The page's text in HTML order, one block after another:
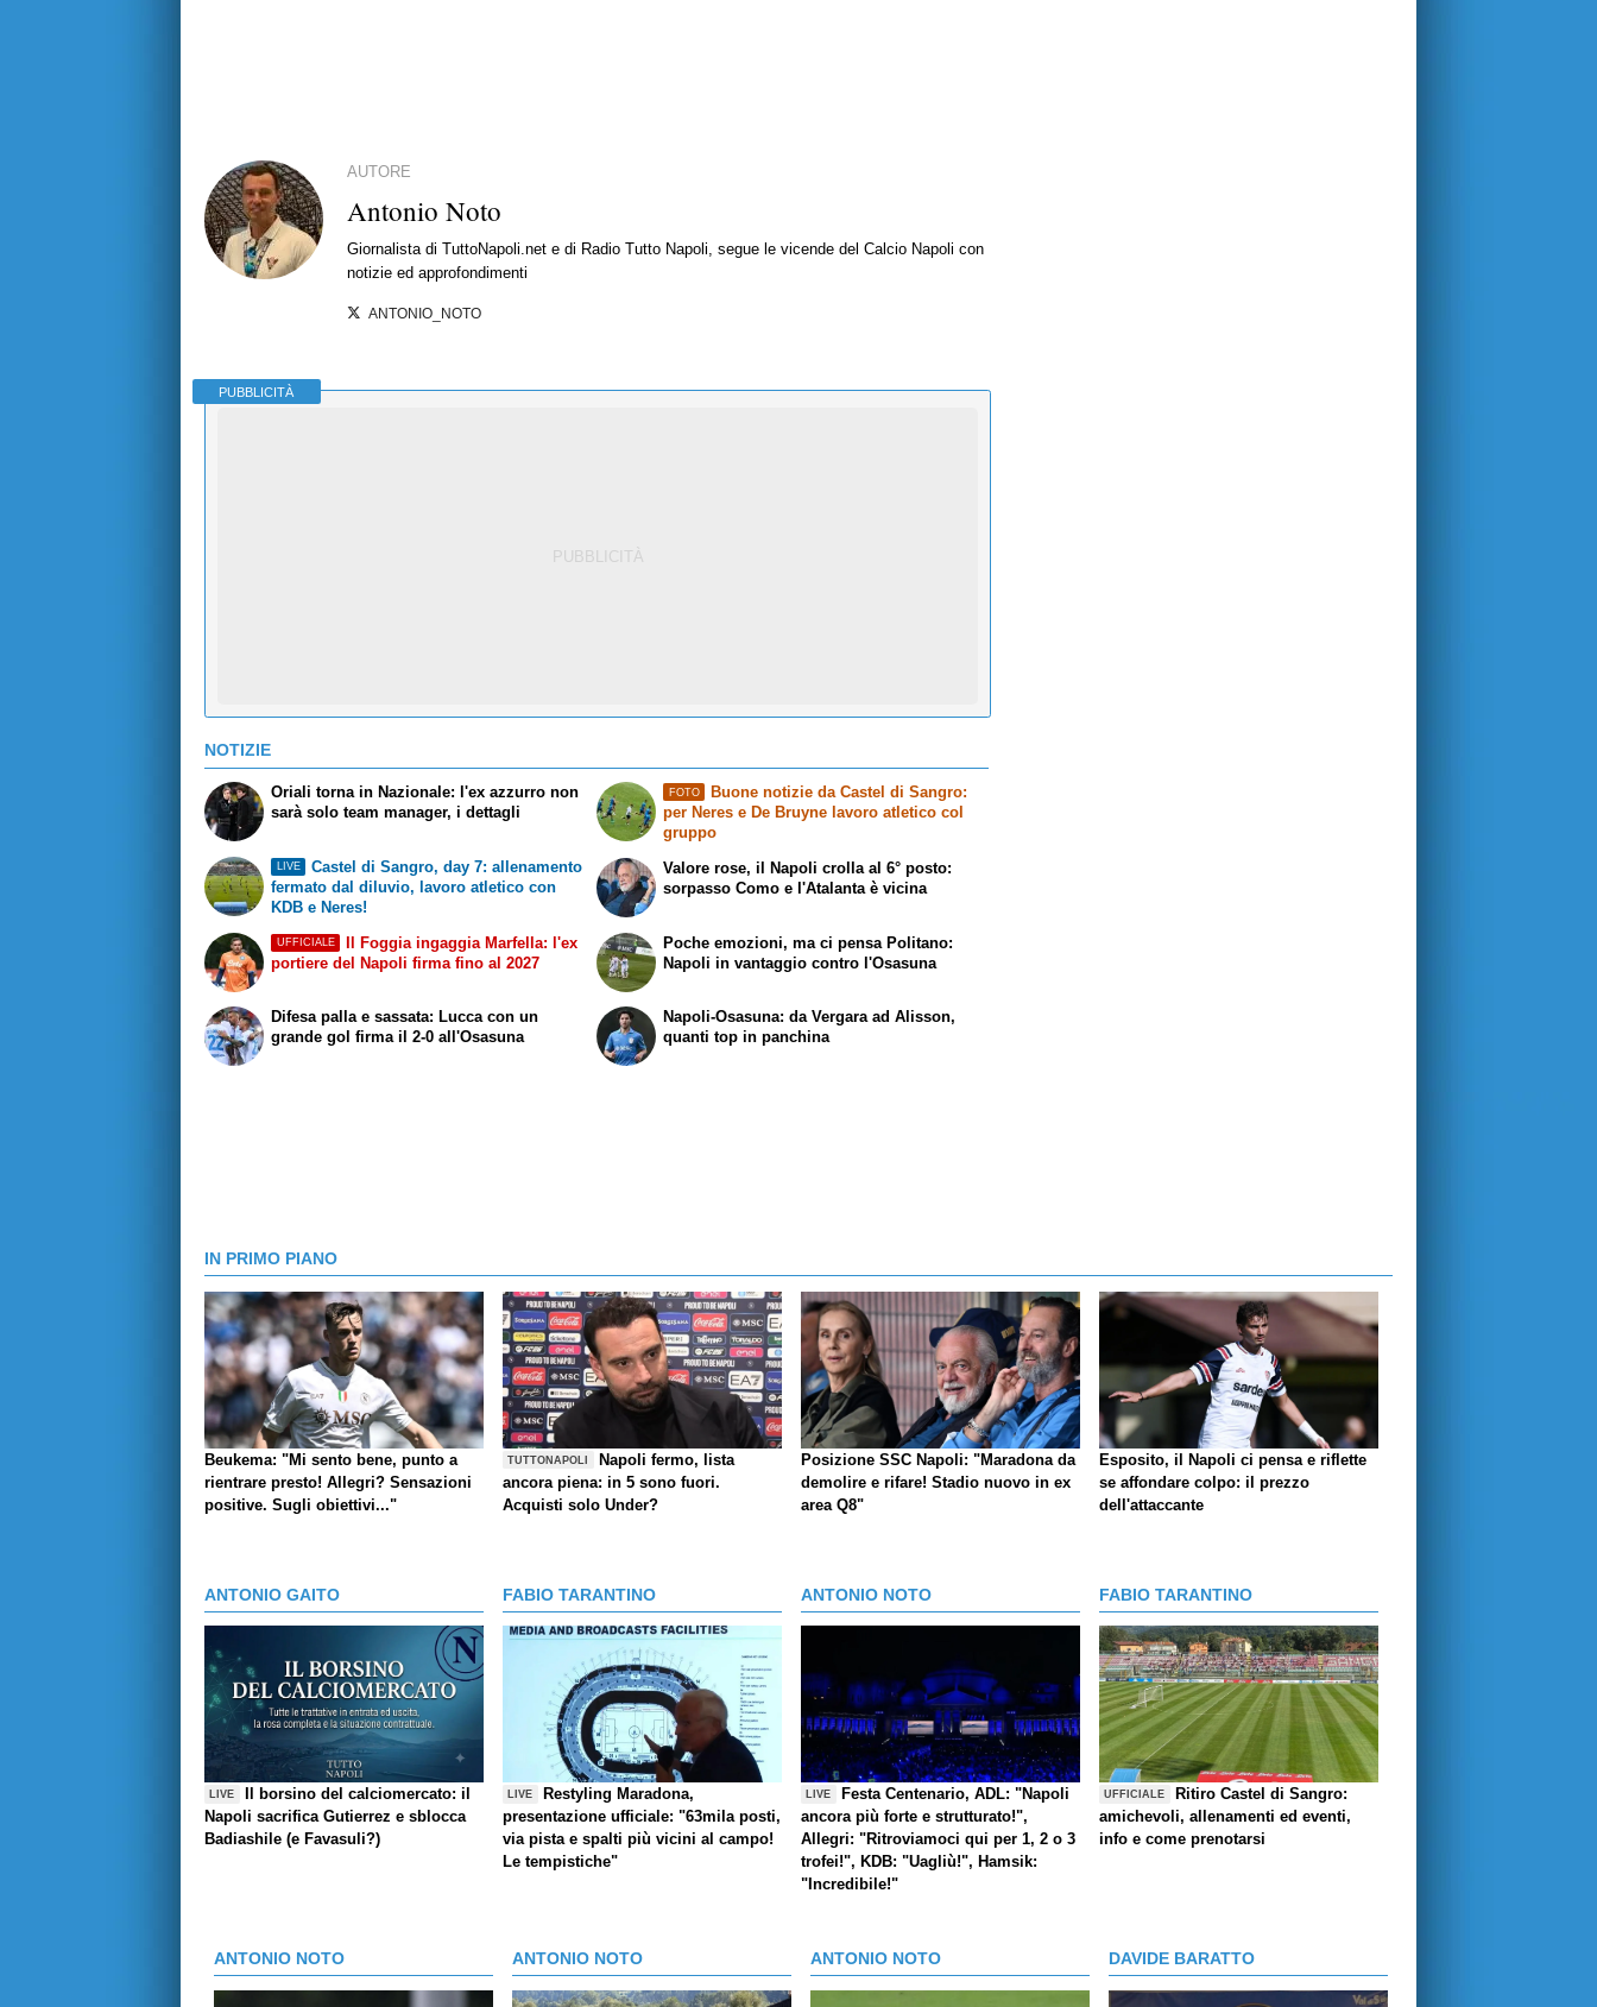
AUTORE
Antonio Noto
Giornalista di TuttoNapoli.net e di Radio Tutto Napoli, segue le vicende del Calcio Napoli con
notizie ed approfondimenti
ANTONIO_NOTO
PUBBLICITÀ
NOTIZIE
Oriali torna in Nazionale: l'ex azzurro non
sarà solo team manager, i dettagli
LIVE
Castel di Sangro, day 7: allenamento
fermato dal diluvio, lavoro atletico con
KDB e Neres!
FOTO
Buone notizie da Castel di Sangro:
per Neres e De Bruyne lavoro atletico col
gruppo
Valore rose, il Napoli crolla al 6° posto:
sorpasso Como e l'Atalanta è vicina
UFFICIALE
Il Foggia ingaggia Marfella: l'ex
portiere del Napoli firma fino al 2027
Difesa palla e sassata: Lucca con un
grande gol firma il 2-0 all'Osasuna
Poche emozioni, ma ci pensa Politano:
Napoli in vantaggio contro l'Osasuna
Napoli-Osasuna: da Vergara ad Alisson,
quanti top in panchina
IN PRIMO PIANO
Beukema: "Mi sento bene, punto a
rientrare presto! Allegri? Sensazioni
positive. Sugli obiettivi..."
TUTTONAPOLI
Napoli fermo, lista
ancora piena: in 5 sono fuori.
Acquisti solo Under?
Posizione SSC Napoli: "Maradona da
demolire e rifare! Stadio nuovo in ex
area Q8"
Esposito, il Napoli ci pensa e riflette
se affondare colpo: il prezzo
dell'attaccante
ANTONIO GAITO
LIVE
Il borsino del calciomercato: il
Napoli sacrifica Gutierrez e sblocca
Badiashile (e Favasuli?)
FABIO TARANTINO
LIVE
Restyling Maradona,
presentazione ufficiale: "63mila posti,
via pista e spalti più vicini al campo!
Le tempistiche"
ANTONIO NOTO
LIVE
Festa Centenario, ADL: "Napoli
ancora più forte e strutturato!",
Allegri: "Ritroviamoci qui per 1, 2 o 3
trofei!", KDB: "Uagliù!", Hamsik:
"Incredibile!"
FABIO TARANTINO
UFFICIALE
Ritiro Castel di Sangro:
amichevoli, allenamenti ed eventi,
info e come prenotarsi
ANTONIO NOTO ANTONIO NOTO ANTONIO NOTO DAVIDE BARATTO